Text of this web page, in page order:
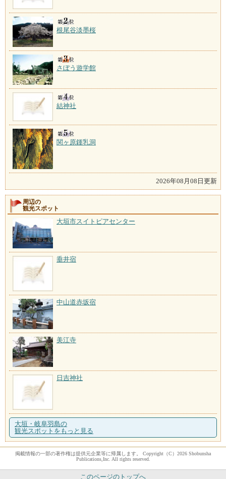
根尾谷淡墨桜
さぼう遊学館
結神社
関ヶ原鍾乳洞
2026年08月08日更新
周辺の
観光スポット
大垣市スイトピアセンター
垂井宿
中山道赤坂宿
美江寺
日吉神社
大垣・岐阜羽島の
観光スポットをもっと見る
掲載情報の一部の著作権は提供元企業等に帰属します。 Copyright（C）2026 Shobunsha
Publications,Inc. All rights reserved.
このページのトップへ